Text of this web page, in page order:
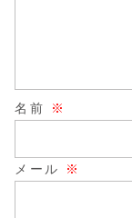
名前 ※
メール ※